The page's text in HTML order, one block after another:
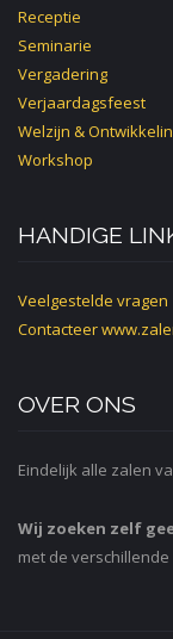
Receptie
Seminarie
Vergadering
Verjaardagsfeest
Welzijn &
Workshop
HANDIGE
Veelgestelde vragen
Contacteer
OVER ONS
Eindelijk alle zalen
Wij zoeken zelf
met de